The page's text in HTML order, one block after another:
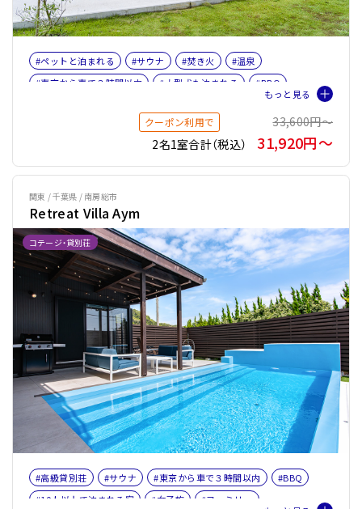
#ペットと泊まれる #サウナ #焚き火
#温泉
#東京から車で３時間以内
#大型犬も泊まれる
#BBQ
#バレルサウナ
クーポン利用で
33,600円〜
2名1室合計（税込）
31,920円〜
コテージ・貸別荘
関東 / 千葉県 / 南房総市
Retreat Villa Aym
#高級貸別荘 #サウナ #東京から車で３時間以内
#BBQ
#10人以上で泊まれる宿
#女子旅
#ファミリー